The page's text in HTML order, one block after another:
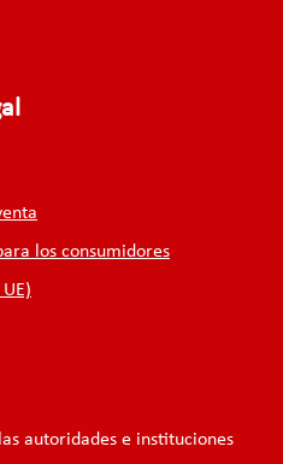
los consumidores
autoridades e instituciones